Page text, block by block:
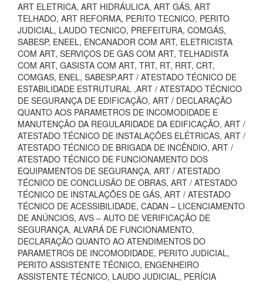
ART ELETRICA, ART HIDRÁULICA, ART GÁS, ART
TELHADO, ART REFORMA, PERITO TECNICO, PERITO
JUDICIAL, LAUDO TECNICO, PREFEITURA, COMGÁS,
SABESP, ENEEL, ENCANADOR COM ART, ELETRICISTA
COM ART, SERVIÇOS DE GAS COM ART, TELHADISTA
COM ART, GASISTA COM ART, TRT, RT, RRT, CRT,
COMGAS, ENEL, SABESP,ART / ATESTADO TÉCNICO DE
ESTABILIDADE ESTRUTURAL ,ART / ATESTADO TÉCNICO
DE SEGURANÇA DE EDIFICAÇÃO, ART / DECLARAÇÃO
QUANTO AOS PARAMETROS DE INCOMODIDADE E
MANUTENÇÃO DA REGULARIDADE DA EDIFICAÇÃO, ART /
ATESTADO TÉCNICO DE INSTALAÇÕES ELÉTRICAS, ART /
ATESTADO TÉCNICO DE BRIGADA DE INCÊNDIO, ART /
ATESTADO TÉCNICO DE FUNCIONAMENTO DOS
EQUIPAMENTOS DE SEGURANÇA, ART / ATESTADO
TÉCNICO DE CONCLUSÃO DE OBRAS, ART / ATESTADO
TÉCNICO DE INSTALAÇÕES DE GÁS, ART / ATESTADO
TÉCNICO DE ACESSIBILIDADE, CADAN – LICENCIAMENTO
DE ANÚNCIOS, AVS – AUTO DE VERIFICAÇÃO DE
SEGURANÇA, ALVARÁ DE FUNCIONAMENTO,
DECLARAÇÃO QUANTO AO ATENDIMENTOS DO
PARAMETROS DE INCOMODIDADE, PERITO JUDICIAL,
PERITO ASSISTENTE TÉCNICO, ENGENHEIRO
ASSISTENTE TÉCNICO, LAUDO JUDICIAL, PERÍCIA